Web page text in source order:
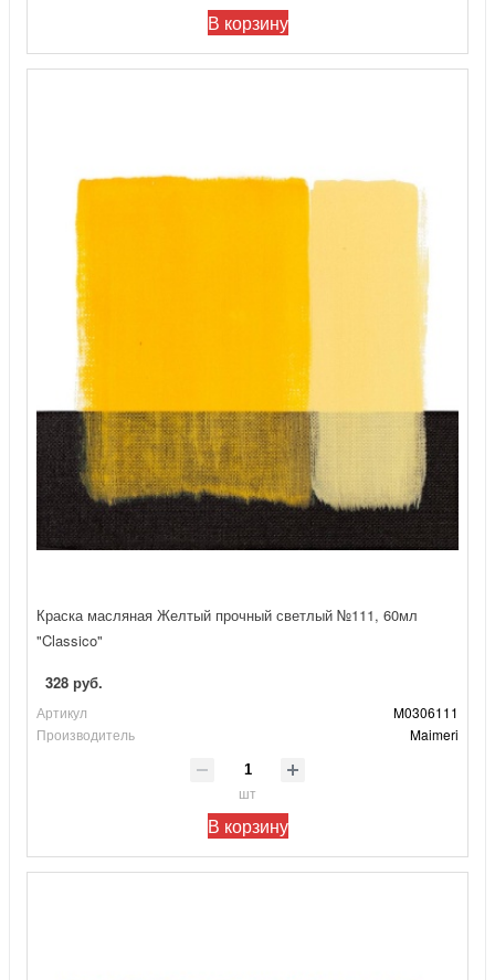
В корзину
Краска масляная Желтый прочный светлый №111, 60мл
"Classico"
328 руб.
Артикул
M0306111
Производитель
Maimeri
шт
В корзину